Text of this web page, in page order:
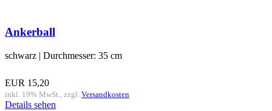
Ankerball
schwarz | Durchmesser: 35 cm
EUR 15,20
inkl. 19% MwSt., zzgl. Versandkosten
Details sehen